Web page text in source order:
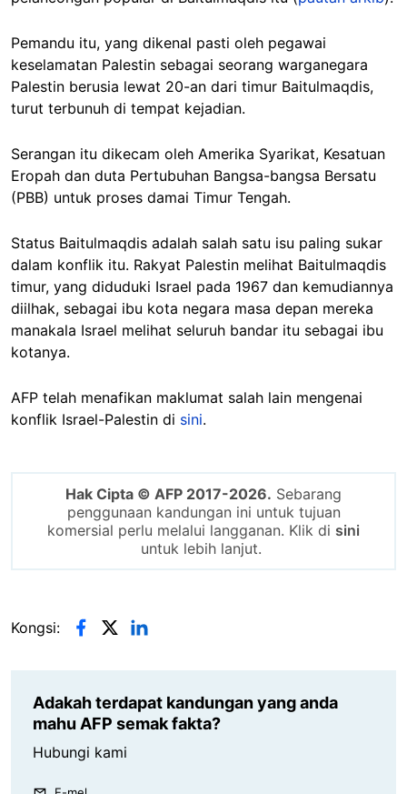
Pemandu itu, yang dikenal pasti oleh pegawai
keselamatan Palestin sebagai seorang warganegara
Palestin berusia lewat 20-an dari timur Baitulmaqdis,
turut terbunuh di tempat kejadian.
Serangan itu dikecam oleh Amerika Syarikat, Kesatuan
Eropah dan duta Pertubuhan Bangsa-bangsa Bersatu
(PBB) untuk proses damai Timur Tengah.
Status Baitulmaqdis adalah salah satu isu paling sukar
dalam konflik itu. Rakyat Palestin melihat Baitulmaqdis
timur, yang diduduki Israel pada 1967 dan kemudiannya
diilhak, sebagai ibu kota negara masa depan mereka
manakala Israel melihat seluruh bandar itu sebagai ibu
kotanya.
AFP telah menafikan maklumat salah lain mengenai
konflik Israel-Palestin di sini.
Hak Cipta © AFP 2017-2026. Sebarang
penggunaan kandungan ini untuk tujuan
komersial perlu melalui langganan. Klik di sini
untuk lebih lanjut.
Kongsi:
Adakah terdapat kandungan yang anda
mahu AFP semak fakta?
Hubungi kami